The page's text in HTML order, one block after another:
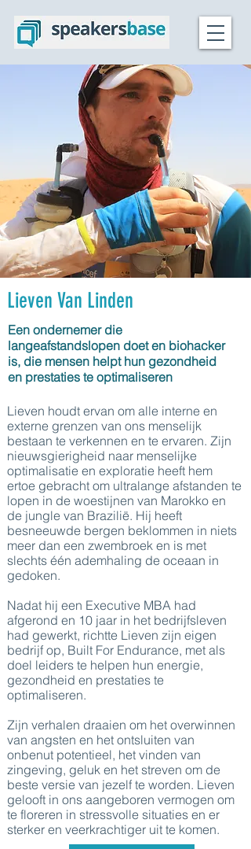
Lieven Van Linden
Een ondernemer die
langeafstandslopen doet en biohacker
is, die mensen helpt hun gezondheid
en prestaties te optimaliseren
Lieven houdt ervan om alle interne en
externe grenzen van ons menselijk
bestaan te verkennen en te ervaren. Zijn
nieuwsgierigheid naar menselijke
optimalisatie en exploratie heeft hem
ertoe gebracht om ultralange afstanden te
lopen in de woestijnen van Marokko en
de jungle van Brazilië. Hij heeft
besneeuwde bergen beklommen in niets
meer dan een zwembroek en is met
slechts één ademhaling de oceaan in
gedoken.
Nadat hij een Executive MBA had
afgerond en 10 jaar in het bedrijfsleven
had gewerkt, richtte Lieven zijn eigen
bedrijf op, Built For Endurance, met als
doel leiders te helpen hun energie,
gezondheid en prestaties te
optimaliseren.
Zijn verhalen draaien om het overwinnen
van angsten en het ontsluiten van
onbenut potentieel, het vinden van
zingeving, geluk en het streven om de
beste versie van jezelf te worden. Lieven
gelooft in ons aangeboren vermogen om
te floreren in stressvolle situaties en er
sterker en veerkrachtiger uit te komen.